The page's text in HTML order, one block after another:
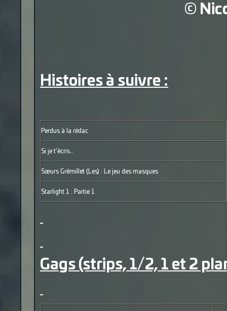
©
Histoires à suivre :
Perdus à la rédac
Si je t’écris…
Sœurs Grémillet (Les) : Le jeu des masques
Starlight 1 : Partie 1
Gags (strips, 1/2, 1 et 2